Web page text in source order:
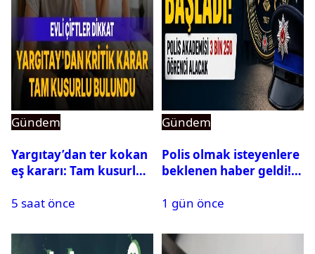
Gündem
Yargıtay’dan ter kokan
eş kararı: Tam kusurlu
5 saat önce
Gündem
Polis olmak isteyenlere
beklenen haber geldi!
1 gün önce